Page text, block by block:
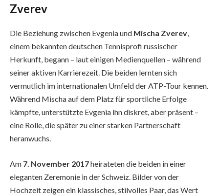
Zverev
Die Beziehung zwischen Evgenia und Mischa Zverev,
einem bekannten deutschen Tennisprofi russischer
Herkunft, begann – laut einigen Medienquellen – während
seiner aktiven Karrierezeit. Die beiden lernten sich
vermutlich im internationalen Umfeld der ATP-Tour kennen.
Während Mischa auf dem Platz für sportliche Erfolge
kämpfte, unterstützte Evgenia ihn diskret, aber präsent –
eine Rolle, die später zu einer starken Partnerschaft
heranwuchs.
Am 7. November 2017heirateten die beiden in einer
eleganten Zeremonie in der Schweiz. Bilder von der
Hochzeit zeigen ein klassisches, stilvolles Paar, das Wert